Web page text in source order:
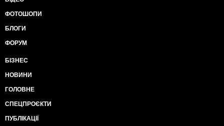
ФОТОШОПИ
БЛОГИ
ФОРУМ
БІЗНЕС
НОВИНИ
ГОЛОВНЕ
СПЕЦПРОЄКТИ
ПУБЛІКАЦІЇ